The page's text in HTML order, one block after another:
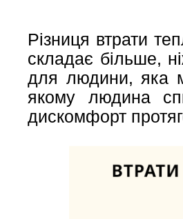
Різниця втрати
складає більше,
для людини, яка
якому людина
дискомфорт